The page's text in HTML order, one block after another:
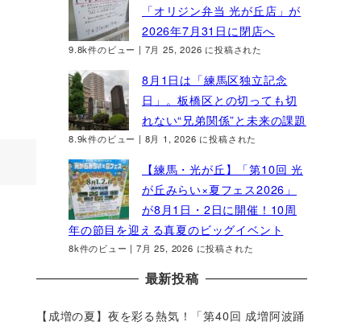
「オリジン弁当 光が丘店」が
2026年7月31日に閉店へ
9.8k件のビュー | 7月 25, 2026 に投稿された
8月1日は「練馬区独立記念
日」。板橋区との切っても切
れない“兄弟関係”と未来の課題
8.9k件のビュー | 8月 1, 2026 に投稿された
【練馬・光が丘】「第10回 光
が丘みらい×夏フェス2026」
が8月1日・2日に開催！10周
年の節目を迎える真夏のビッグイベント
8k件のビュー |7月 25, 2026 に投稿された
最新投稿
【成増の夏】夜を彩る熱気！「第40回 成増阿波踊